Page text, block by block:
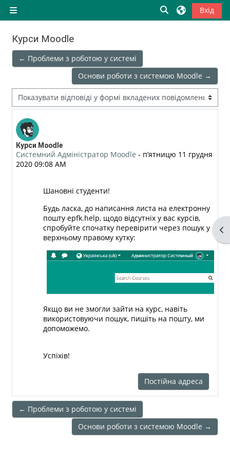
Бокова панель
Переключити
Вхід
Курси Moodle
← Проблеми з роботою у системі
Основи роботи з системою Moodle →
Тип показу
Курси Moodle
Системний Адміністратор Moodle - пʼятницю 11 грудня
2020 09:08 AM
Кількість відповідей: 0
Шановні студенти!
Будь ласка, до написання листа на електронну
пошту epfk.help, щодо відсутніх у вас курсів,
спробуйте спочатку перевірити через пошук у
верхньому правому кутку:
Якщо ви не змогли зайти на курс, навіть
використовуючи пошук, пишіть на пошту, ми
допоможемо.
Успіхів!
Постійна адреса
← Проблеми з роботою у системі
Основи роботи з системою Moodle →